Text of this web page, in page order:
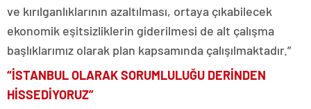
ve kırılganlıklarının azaltılması, ortaya çıkabilecek
ekonomik eşitsizliklerin giderilmesi de alt çalışma
başlıklarımız olarak plan kapsamında çalışılmaktadır.”
“İSTANBUL OLARAK SORUMLULUĞU DERİNDEN
HİSSEDİYORUZ”